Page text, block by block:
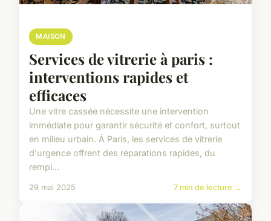
MAISON
Services de vitrerie à paris :
interventions rapides et
efficaces
Une vitre cassée nécessite une intervention
immédiate pour garantir sécurité et confort, surtout
en milieu urbain. À Paris, les services de vitrerie
d'urgence offrent des réparations rapides, du
rempl...
29 mai 2025 7 min de lecture →